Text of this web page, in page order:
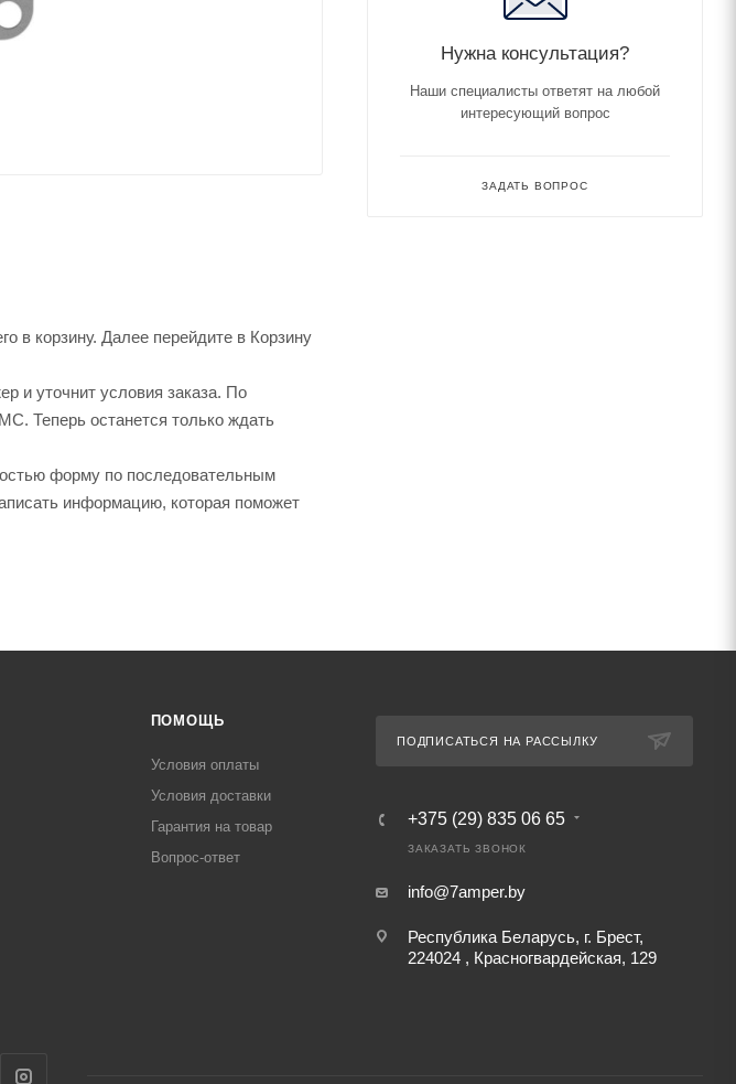
в корзину. Далее перейдите в Корзину
и уточнит условия заказа. По
Теперь останется только ждать
форму по последовательным
информацию, которая поможет
Нужна консультация?
Наши специалисты ответят на любой
интересующий вопрос
ЗАДАТЬ ВОПРОС
ПОМОЩЬ
Условия оплаты
Условия доставки
Гарантия на товар
Вопрос-ответ
ПОДПИСАТЬСЯ НА РАССЫЛКУ
+375 (29) 835 06 65
ЗАКАЗАТЬ ЗВОНОК
info@7amper.by
Республика Беларусь, г. Брест,
224024 , Красногвардейская, 129